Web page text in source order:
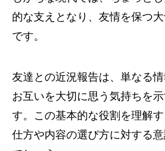
的な支えとなり、友情を保つ
です。
友達との近況報告は、単なる情
お互いを大切に思う気持ちを
す。この基本的な役割を理解
仕方や内容の選び方に対する